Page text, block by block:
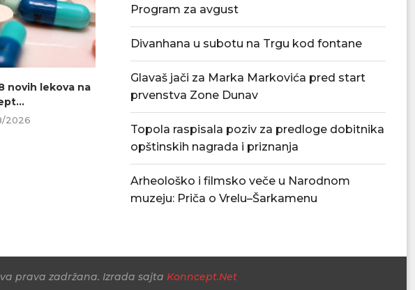
novih lekova na
2026
Povećan rizik od požara – apel
građanima da...
06/08/
Program za avgust
Divanhana u subotu na Trgu kod fontane
Glavaš jači za Marka Markovića pred start
prvenstva Zone Dunav
Topola raspisala poziv za predloge dobitnika
opštinskih nagrada i priznanja
Arheološko i filmsko veče u Narodnom
muzeju: Priča o Vrelu–Šarkamenu
prava zadržana. Izrada sajta Konncept.Net